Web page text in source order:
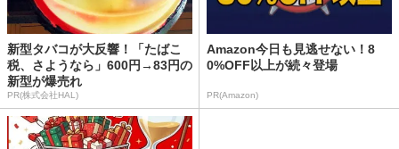
新型タバコが大反響！「たばこ
税、さようなら」600円→83円の
新型が爆売れ
PR(株式会社HAL)
Amazon今日も見逃せない！8
0%OFF以上が続々登場
PR(Amazon)